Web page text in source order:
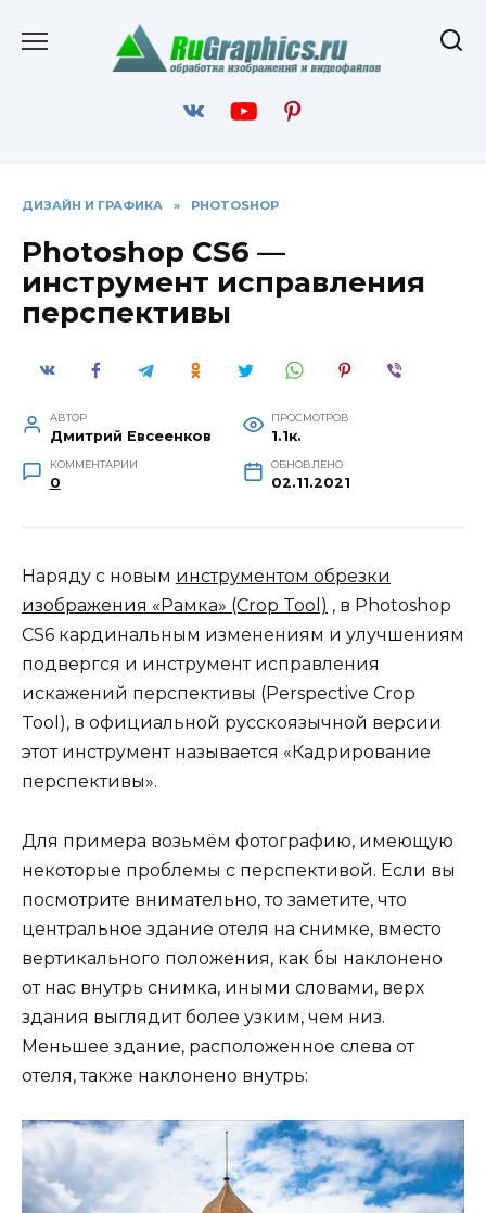
содержанию
ДИЗАЙН И ГРАФИКА » PHOTOSHOP
Photoshop CS6 —
инструмент исправления
перспективы
АВТОР
Дмитрий Евсеенков
ПРОСМОТРОВ
1.1к.
КОММЕНТАРИИ
0
ОБНОВЛЕНО
02.11.2021
Наряду с новым инструментом обрезки
изображения «Рамка» (Crop Tool) , в Photoshop
CS6 кардинальным изменениям и улучшениям
подвергся и инструмент исправления
искажений перспективы (Perspective Crop
Tool), в официальной русскоязычной версии
этот инструмент называется «Кадрирование
перспективы».
Для примера возьмём фотографию, имеющую
некоторые проблемы с перспективой. Если вы
посмотрите внимательно, то заметите, что
центральное здание отеля на снимке, вместо
вертикального положения, как бы наклонено
от нас внутрь снимка, иными словами, верх
здания выглядит более узким, чем низ.
Меньшее здание, расположенное слева от
отеля, также наклонено внутрь: